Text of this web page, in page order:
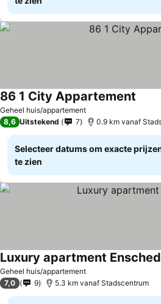
Geheel huis/appartement
86 1 City Appartement
8,6 Uitstekend 7 0.9 km vanaf
Selecteer datums om exacte
te zien
Geheel huis/appartement
Luxury apartment
7,0 9 5.3 km vanaf Stadscentrum